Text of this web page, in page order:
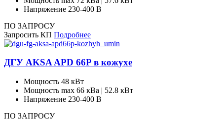
Напряжение 230-400 В
ПО ЗАПРОСУ
Запросить КП Подробнее
ДГУ AKSA APD 66P в кожухе
Мощность 48 кВт
Мощность max 66 кВа | 52.8 кВт
Напряжение 230-400 В
ПО ЗАПРОСУ